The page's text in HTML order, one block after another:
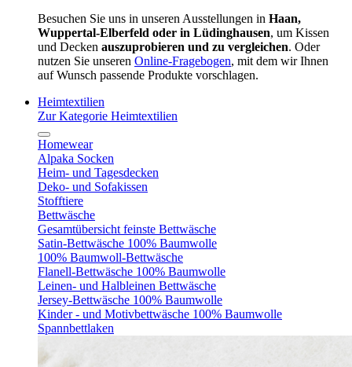
Besuchen Sie uns in unseren Ausstellungen in Haan,
Wuppertal-Elberfeld oder in Lüdinghausen, um Kissen
und Decken auszuprobieren und zu vergleichen. Oder
nutzen Sie unseren Online-Fragebogen, mit dem wir Ihnen
auf Wunsch passende Produkte vorschlagen.
Heimtextilien
Zur Kategorie Heimtextilien
Homewear
Alpaka Socken
Heim- und Tagesdecken
Deko- und Sofakissen
Stofftiere
Bettwäsche
Gesamtübersicht feinste Bettwäsche
Satin-Bettwäsche 100% Baumwolle
100% Baumwoll-Bettwäsche
Flanell-Bettwäsche 100% Baumwolle
Leinen- und Halbleinen Bettwäsche
Jersey-Bettwäsche 100% Baumwolle
Kinder - und Motivbettwäsche 100% Baumwolle
Spannbettlaken